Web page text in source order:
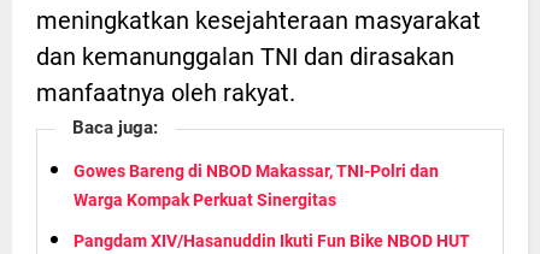
meningkatkan kesejahteraan masyarakat
dan kemanunggalan TNI dan dirasakan
manfaatnya oleh rakyat.
Baca juga:
Gowes Bareng di NBOD Makassar, TNI-Polri dan
Warga Kompak Perkuat Sinergitas
Pangdam XIV/Hasanuddin Ikuti Fun Bike NBOD HUT